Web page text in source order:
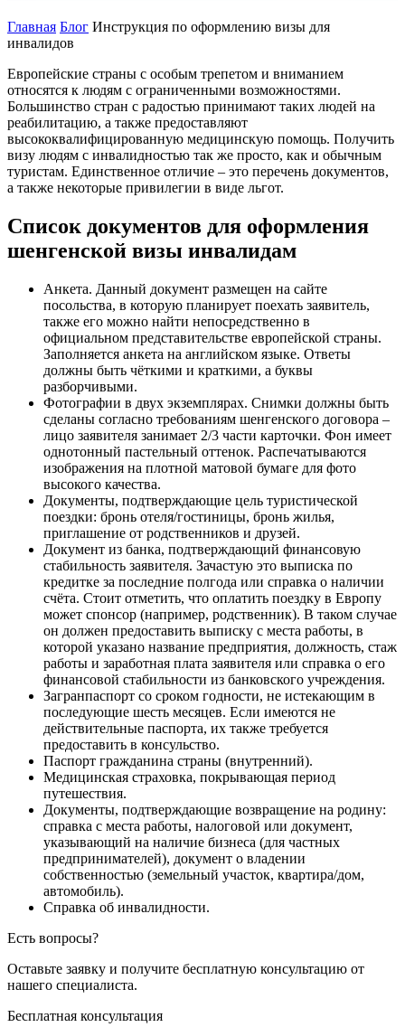
Главная Блог Инструкция по оформлению визы для
инвалидов
Европейские страны с особым трепетом и вниманием
относятся к людям с ограниченными возможностями.
Большинство стран с радостью принимают таких людей на
реабилитацию, а также предоставляют
высококвалифицированную медицинскую помощь. Получить
визу людям с инвалидностью так же просто, как и обычным
туристам. Единственное отличие – это перечень документов,
а также некоторые привилегии в виде льгот.
Список документов для оформления
шенгенской визы инвалидам
Анкета. Данный документ размещен на сайте
посольства, в которую планирует поехать заявитель,
также его можно найти непосредственно в
официальном представительстве европейской страны.
Заполняется анкета на английском языке. Ответы
должны быть чёткими и краткими, а буквы
разборчивыми.
Фотографии в двух экземплярах. Снимки должны быть
сделаны согласно требованиям шенгенского договора –
лицо заявителя занимает 2/3 части карточки. Фон имеет
однотонный пастельный оттенок. Распечатываются
изображения на плотной матовой бумаге для фото
высокого качества.
Документы, подтверждающие цель туристической
поездки: бронь отеля/гостиницы, бронь жилья,
приглашение от родственников и друзей.
Документ из банка, подтверждающий финансовую
стабильность заявителя. Зачастую это выписка по
кредитке за последние полгода или справка о наличии
счёта. Стоит отметить, что оплатить поездку в Европу
может спонсор (например, родственник). В таком случае
он должен предоставить выписку с места работы, в
которой указано название предприятия, должность, стаж
работы и заработная плата заявителя или справка о его
финансовой стабильности из банковского учреждения.
Загранпаспорт со сроком годности, не истекающим в
последующие шесть месяцев. Если имеются не
действительные паспорта, их также требуется
предоставить в консульство.
Паспорт гражданина страны (внутренний).
Медицинская страховка, покрывающая период
путешествия.
Документы, подтверждающие возвращение на родину:
справка с места работы, налоговой или документ,
указывающий на наличие бизнеса (для частных
предпринимателей), документ о владении
собственностью (земельный участок, квартира/дом,
автомобиль).
Справка об инвалидности.
Есть вопросы?
Оставьте заявку и получите бесплатную консультацию от
нашего специалиста.
Бесплатная консультация